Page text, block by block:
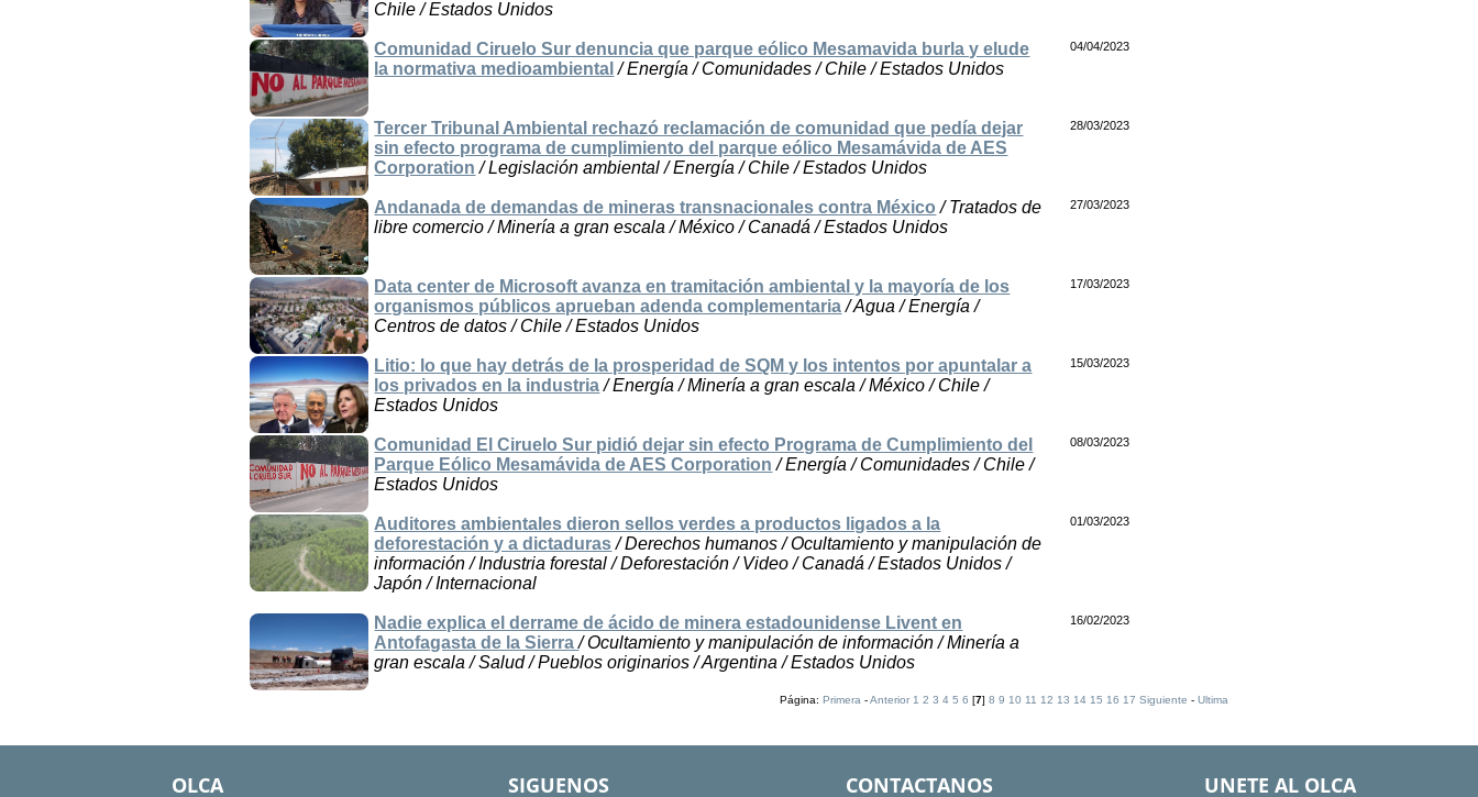
Chile / Estados Unidos
Comunidad Ciruelo Sur denuncia que parque eólico Mesamavida burla y elude
la normativa medioambiental / Energía / Comunidades / Chile / Estados Unidos
04/04/2023
Tercer Tribunal Ambiental rechazó reclamación de comunidad que pedía dejar
sin efecto programa de cumplimiento del parque eólico Mesamávida de AES
Corporation / Legislación ambiental / Energía / Chile / Estados Unidos
28/03/2023
Andanada de demandas de mineras transnacionales contra México / Tratados de
libre comercio / Minería a gran escala / México / Canadá / Estados Unidos
27/03/2023
Data center de Microsoft avanza en tramitación ambiental y la mayoría de los
organismos públicos aprueban adenda complementaria/ Agua / Energía /
Centros de datos / Chile / Estados Unidos
17/03/2023
Litio: lo que hay detrás de la prosperidad de SQM y los intentos por apuntalar a
los privados en la industria/ Energía / Minería a gran escala / México / Chile /
Estados Unidos
15/03/2023
Comunidad El Ciruelo Sur pidió dejar sin efecto Programa de Cumplimiento del
Parque Eólico Mesamávida de AES Corporation / Energía / Comunidades / Chile /
Estados Unidos
08/03/2023
Auditores ambientales dieron sellos verdes a productos ligados a la
deforestación y a dictaduras/ Derechos humanos / Ocultamiento y manipulación de
información / Industria forestal / Deforestación / Video / Canadá / Estados Unidos /
Japón / Internacional
01/03/2023
Nadie explica el derrame de ácido de minera estadounidense Livent en
Antofagasta de la Sierra/ Ocultamiento y manipulación de información / Minería a
gran escala / Salud / Pueblos originarios / Argentina / Estados Unidos
16/02/2023
Página: Primera-Anterior 1 2 3 4 5 6 [7] 8 9 10 11 12 13 14 15 16 17 Siguiente - Ultima
OLCA SIGUENOS CONTACTANOS UNETE AL OLCA